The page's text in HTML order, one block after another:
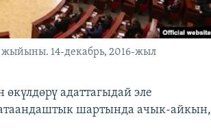
14-декабрь, 2016-жыл
адаттагыдай эле
шартында ачык-айкын,